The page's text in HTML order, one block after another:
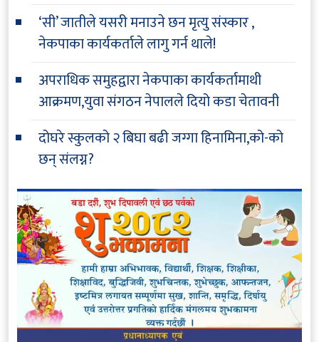
‘सी’ जातीले यसरी मनाउने छन मृत्यु संस्कार ,
नेकपाका कार्यकर्ताले लागु गर्न थाले!
अपराधिक समुहद्वारा नेकपाका कार्यकर्तामाथी
आक्रमण,युवा संगठन नेपालले दियो कडा चेतावनी
दोघरे स्कुलको २ बिघा बढी जग्गा हिनामिना,को-को
छन् संलग्न?